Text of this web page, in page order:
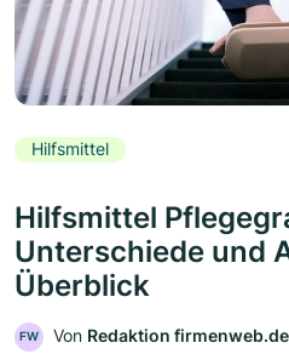
Hilfsmittel
Hilfsmittel
Unterschiede und
Überblick
FW Von Redaktion firmenweb.de